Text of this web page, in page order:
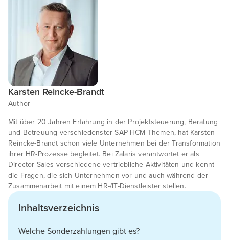
Karsten Reincke-Brandt
Author
Mit über 20 Jahren Erfahrung in der Projektsteuerung, Beratung
und Betreuung verschiedenster SAP HCM-Themen, hat Karsten
Reincke-Brandt schon viele Unternehmen bei der Transformation
ihrer HR-Prozesse begleitet. Bei Zalaris verantwortet er als
Director Sales verschiedene vertriebliche Aktivitäten und kennt
die Fragen, die sich Unternehmen vor und auch während der
Zusammenarbeit mit einem HR-/IT-Dienstleister stellen.
Inhaltsverzeichnis
Welche Sonderzahlungen gibt es?